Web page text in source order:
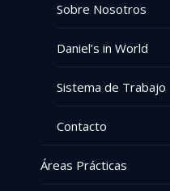
Sobre Nosotros
Daniel’s in World
Sistema de Trabajo
Contacto
Áreas Prácticas